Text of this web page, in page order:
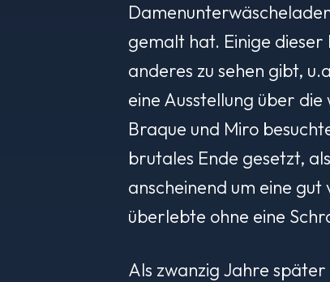
gemalt hat. Einige dieser
anderes zu sehen gibt,
eine Ausstellung über
Braque und Miro
brutales Ende gesetzt,
anscheinend um eine
überlebte ohne eine
Als zwanzig Jahre